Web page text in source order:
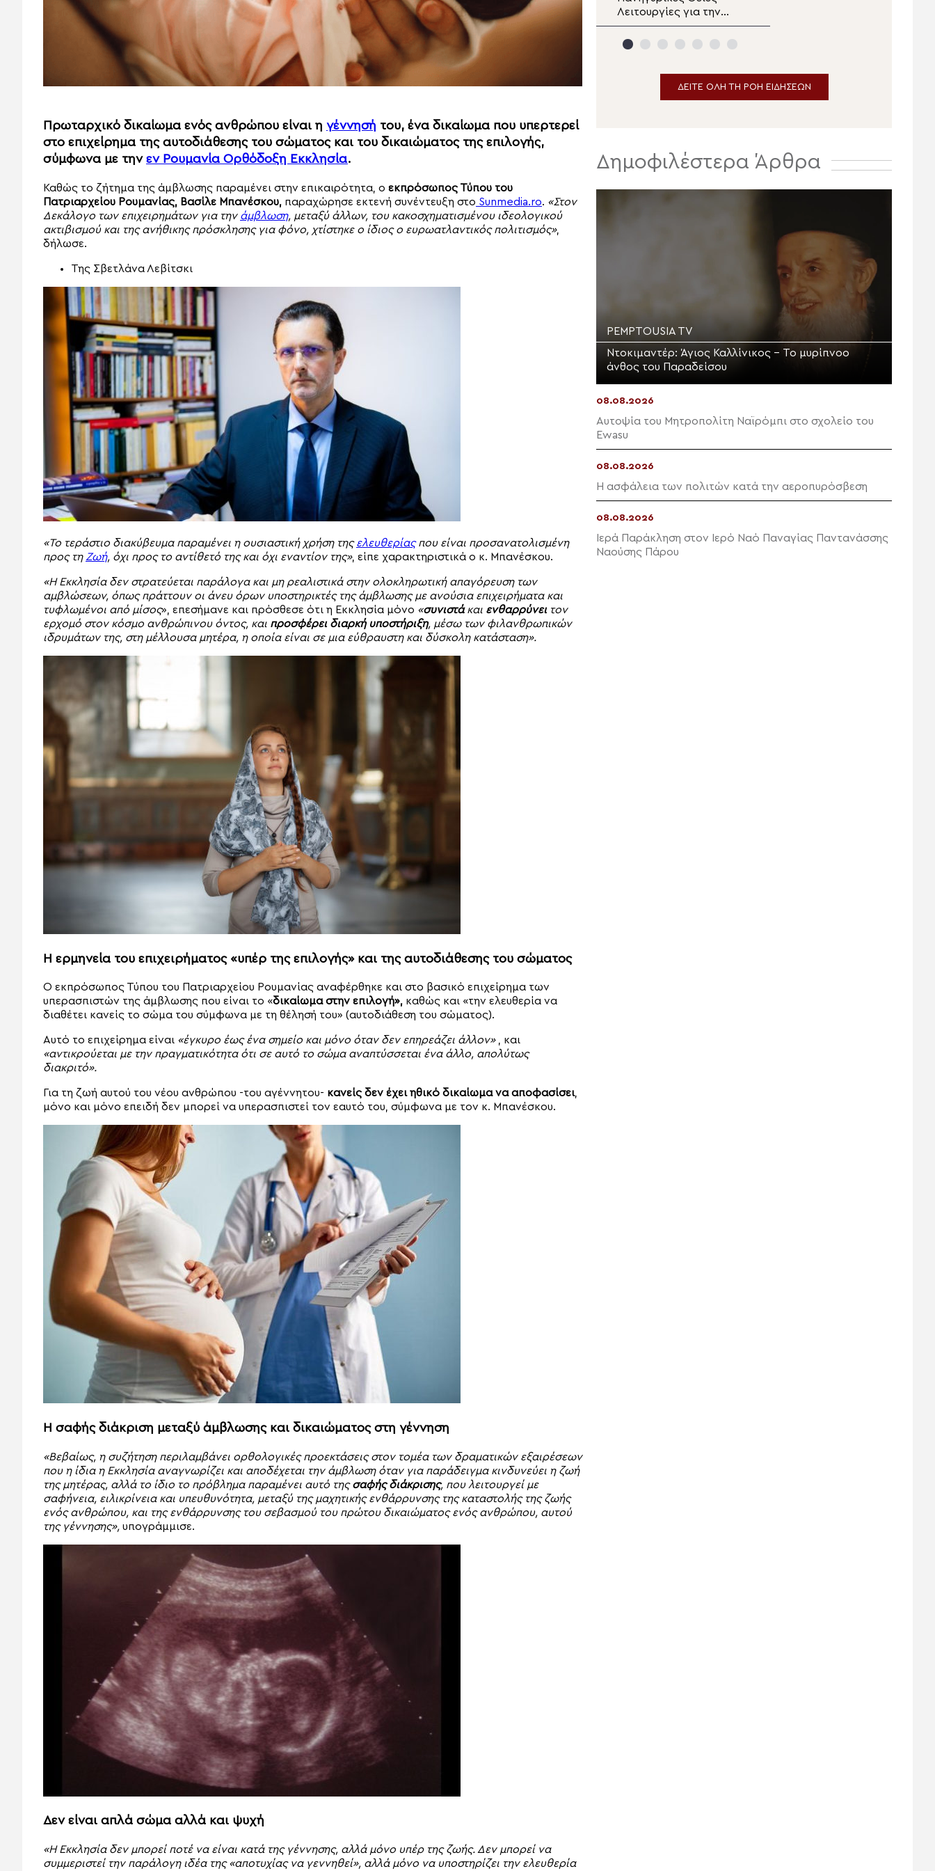
Πρωταρχικό δικαίωμα ενός ανθρώπου είναι η γέννησή του, ένα δικαίωμα που υπερτερεί
στο επιχείρημα της αυτοδιάθεσης του σώματος και του δικαιώματος της επιλογής,
σύμφωνα με την εν Ρουμανία Ορθόδοξη Εκκλησία.
Καθώς το ζήτημα της άμβλωσης παραμένει στην επικαιρότητα, ο εκπρόσωπος Τύπου του
Πατριαρχείου Ρουμανίας, Βασίλε Μπανέσκου, παραχώρησε εκτενή συνέντευξη στο Sunmedia.ro. «Στον
Δεκάλογο των επιχειρημάτων για την άμβλωση, μεταξύ άλλων, του κακοσχηματισμένου ιδεολογικού
ακτιβισμού και της ανήθικης πρόσκλησης για φόνο, χτίστηκε ο ίδιος ο ευρωατλαντικός πολιτισμός»,
δήλωσε.
Της Σβετλάνα Λεβίτσκι
«Το τεράστιο διακύβευμα παραμένει η ουσιαστική χρήση τηςελευθερίαςπου είναι προσανατολισμένη
προς τη Ζωή, όχι προς το αντίθετό της και όχι εναντίον της», είπε χαρακτηριστικά ο κ. Μπανέσκου.
«Η Εκκλησία δεν στρατεύεται παράλογα και μη ρεαλιστικά στην ολοκληρωτική απαγόρευση των
αμβλώσεων, όπως πράττουν οι άνευ όρων υποστηρικτές της άμβλωσης με ανούσια επιχειρήματα και
τυφλωμένοι από μίσος», επεσήμανε και πρόσθεσε ότι η Εκκλησία μόνο «συνιστάκαι ενθαρρύνει τον
ερχομό στον κόσμο ανθρώπινου όντος, και προσφέρει διαρκή υποστήριξη, μέσω των φιλανθρωπικών
ιδρυμάτων της, στη μέλλουσα μητέρα, η οποία είναι σε μια εύθραυστη και δύσκολη κατάσταση».
Η ερμηνεία του επιχειρήματος «υπέρ της επιλογής» και της αυτοδιάθεσης του σώματος
Ο εκπρόσωπος Τύπου του Πατριαρχείου Ρουμανίας αναφέρθηκε και στο βασικό επιχείρημα των
υπερασπιστών της άμβλωσης που είναι το «δικαίωμα στην επιλογή», καθώς και «την ελευθερία να
διαθέτει κανείς το σώμα του σύμφωνα με τη θέλησή του» (αυτοδιάθεση του σώματος).
Αυτό το επιχείρημα είναι «έγκυρο έως ένα σημείο και μόνο όταν δεν επηρεάζει άλλον», και
«αντικρούεται με την πραγματικότητα ότι σε αυτό το σώμα αναπτύσσεται ένα άλλο, απολύτως
διακριτό».
Για τη ζωή αυτού του νέου ανθρώπου -του αγέννητου- κανείς δεν έχει ηθικό δικαίωμα να αποφασίσει,
μόνο και μόνο επειδή δεν μπορεί να υπερασπιστεί τον εαυτό του, σύμφωνα με τον κ. Μπανέσκου.
Η σαφής διάκριση μεταξύ άμβλωσης και δικαιώματος στη γέννηση
«Βεβαίως, η συζήτηση περιλαμβάνει ορθολογικές προεκτάσεις στον τομέα των δραματικών εξαιρέσεων
που η ίδια η Εκκλησία αναγνωρίζει και αποδέχεται την άμβλωση όταν για παράδειγμα κινδυνεύει η ζωή
της μητέρας, αλλά το ίδιο το πρόβλημα παραμένει αυτό τηςσαφής διάκρισης, που λειτουργεί με
σαφήνεια, ειλικρίνεια και υπευθυνότητα, μεταξύ της μαχητικής ενθάρρυνσης της καταστολής της ζωής
ενός ανθρώπου, και της ενθάρρυνσης του σεβασμού του πρώτου δικαιώματος ενός ανθρώπου, αυτού
της γέννησης», υπογράμμισε.
Δεν είναι απλά σώμα αλλά και ψυχή
«Η Εκκλησία δεν μπορεί ποτέ να είναι κατά της γέννησης, αλλά μόνο υπέρ της ζωής. Δεν μπορεί να
συμμεριστεί την παράλογη ιδέα της «αποτυχίας να γεννηθεί», αλλά μόνο να υποστηρίζει την ελευθερία
Ιερό Ναό της Παναγίας
του Κάστρου Λέρου
Λειτουργίες για την
δεσποτική εορτή της
Μεταμορφώσεως
ΔΕΙΤΕ ΟΛΗ ΤΗ ΡΟΗ ΕΙΔΗΣΕΩΝ
Δημοφιλέστερα Άρθρα
PEMPTOUSIA TV
Ντοκιμαντέρ: Άγιος Καλλίνικος – Το μυρίπνοο
άνθος του Παραδείσου
08.08.2026
Αυτοψία του Μητροπολίτη Ναϊρόμπι στο σχολείο του
Ewasu
08.08.2026
Η ασφάλεια των πολιτών κατά την αεροπυρόσβεση
08.08.2026
Ιερά Παράκληση στον Ιερό Ναό Παναγίας Παντανάσσης
Ναούσης Πάρου